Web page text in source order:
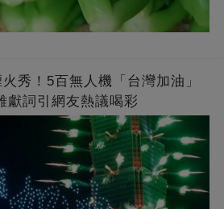
秀！5百無人機「台灣加油」
獻詞引網友熱議喝彩